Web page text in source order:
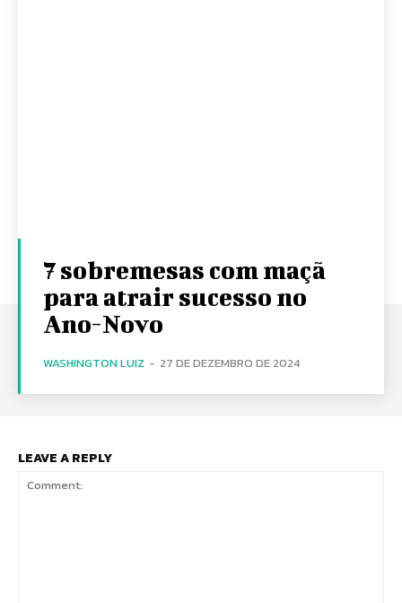
7 sobremesas com maçã
para atrair sucesso no
Ano-Novo
WASHINGTON LUIZ - 27 DE DEZEMBRO DE 2024
LEAVE A REPLY